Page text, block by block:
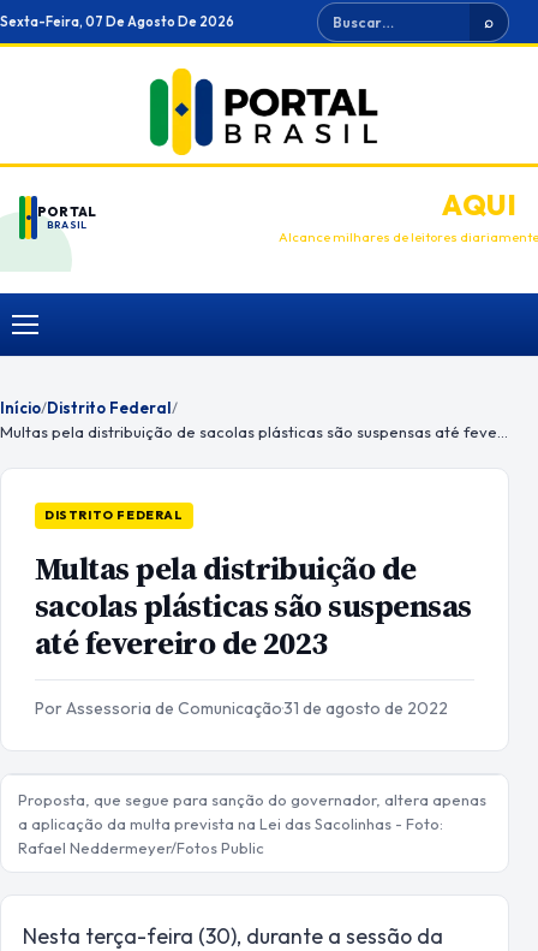
Ir
para
Sexta-Feira, 07 De Agosto De 2026 Buscar ⌕
PORTAL
BRASIL
ANUNCIEAQUI
Alcance milhares de leitores diariamente
Menu
Início/Distrito Federal/
DISTRITO FEDERAL
Multas pela distribuição de
sacolas plásticas são suspensas
até fevereiro de 2023
Por Assessoria de Comunicação·31 de agosto de 2022
Proposta, que segue para sanção do governador, altera apenas
a aplicação da multa prevista na Lei das Sacolinhas - Foto:
Rafael Neddermeyer/Fotos Public
Nesta terça-feira (30), durante a sessão da